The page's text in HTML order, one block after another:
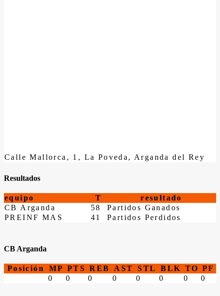
Calle Mallorca, 1, La Poveda, Arganda del Rey
Resultados
equipo T
resultado
CB Arganda
58
Partidos Ganados
PREINF MAS
41 Partidos Perdidos
CB Arganda
Posición MP PTS REB AST STL BLK TO PF
0
0 0 0 0 0 0 0